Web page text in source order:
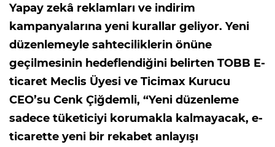
Yapay zekâ reklamları ve indirim
kampanyalarına yeni kurallar geliyor. Yeni
düzenlemeyle sahteciliklerin önüne
geçilmesinin hedeflendiğini belirten TOBB E-
ticaret Meclis Üyesi ve Ticimax Kurucu
CEO’su Cenk Çiğdemli, “Yeni düzenleme
sadece tüketiciyi korumakla kalmayacak, e-
ticarette yeni bir rekabet anlayışı